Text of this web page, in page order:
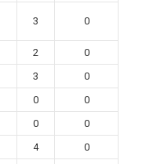
3 0
2
0
3
0
0
0
0
0
4
0